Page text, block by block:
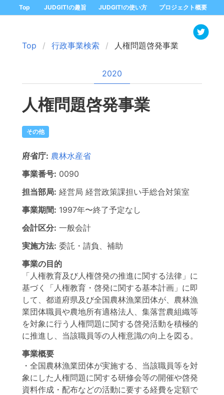
Top JUDGIT!の趣旨 JUDGIT!の使い方 プロジェクト概要
Top 行政事業検索 人権問題啓発事業
2020
人権問題啓発事業
その他
府省庁: 農林水産省
事業番号: 0090
担当部局: 経営局 経営政策課担い手総合対策室
事業期間: 1997年〜終了予定なし
会計区分: 一般会計
実施方法: 委託・請負、補助
事業の目的
「人権教育及び人権啓発の推進に関する法律」に
基づく「人権教育・啓発に関する基本計画」に即
して、都道府県及び全国農林漁業団体が、農林漁
業団体職員や農地所有適格法人、集落営農組織等
を対象に行う人権問題に関する啓発活動を積極的
に推進し、当該職員等の人権意識の向上を図る。
事業概要
・全国農林漁業団体が実施する、当該職員等を対
象にした人権問題に関する研修会等の開催や啓発
資料作成・配布などの活動に要する経費を定額で